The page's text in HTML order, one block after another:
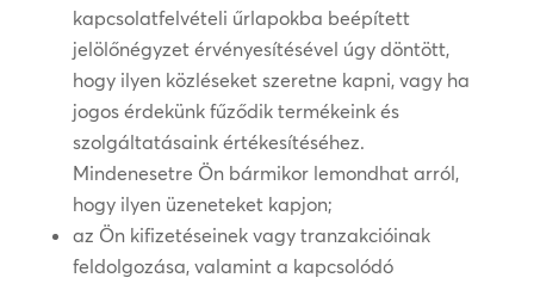
kapcsolatfelvételi űrlapokba beépített
jelölőnégyzet érvényesítésével úgy döntött,
hogy ilyen közléseket szeretne kapni, vagy ha
jogos érdekünk fűződik termékeink és
szolgáltatásaink értékesítéséhez.
Mindenesetre Ön bármikor lemondhat arról,
hogy ilyen üzeneteket kapjon;
az Ön kifizetéseinek vagy tranzakcióinak
feldolgozása, valamint a kapcsolódó